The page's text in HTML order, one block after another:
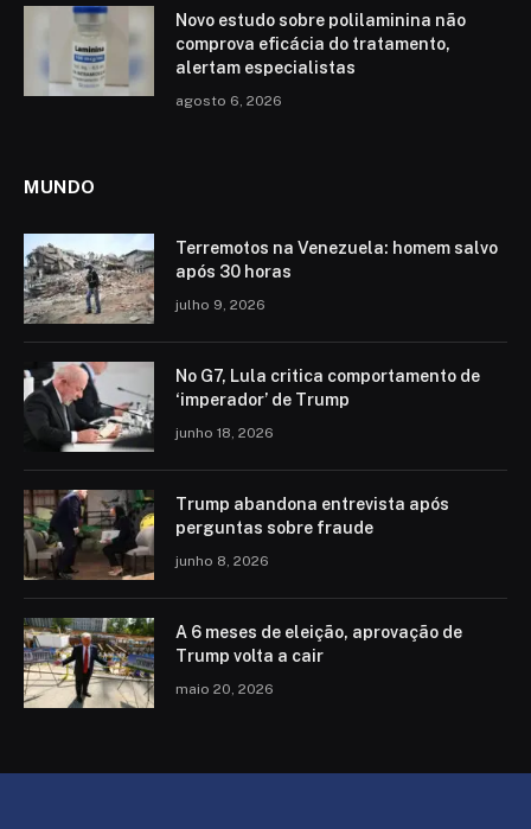
Novo estudo sobre polilaminina não
comprova eficácia do tratamento,
alertam especialistas
agosto 6, 2026
MUNDO
Terremotos na Venezuela: homem salvo
após 30 horas
julho 9, 2026
No G7, Lula critica comportamento de
‘imperador’ de Trump
junho 18, 2026
Trump abandona entrevista após
perguntas sobre fraude
junho 8, 2026
A 6 meses de eleição, aprovação de
Trump volta a cair
maio 20, 2026